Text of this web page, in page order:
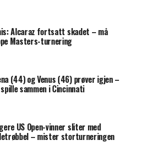
Alcaraz fortsatt skadet – må
Masters-turnering
(44) og Venus (46) prøver igjen –
sammen i Cincinnati
US Open-vinner sliter med
– mister storturneringen